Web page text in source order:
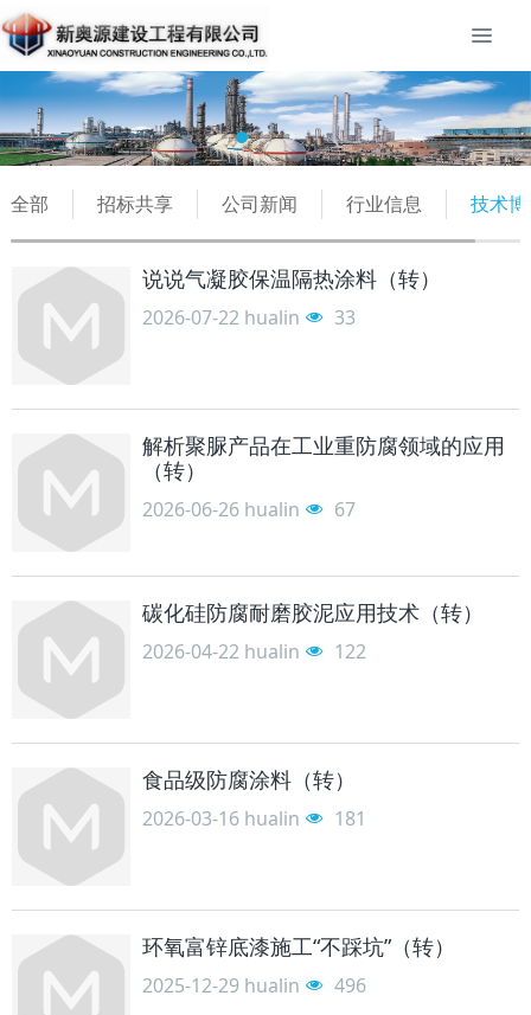
全部 招标共享 公司新闻 行业信息 技术
说说气凝胶保温隔热涂料（转）
2026-07-22 hualin 33
解析聚脲产品在工业重防腐领域的应用
（转）
2026-06-26 hualin 67
碳化硅防腐耐磨胶泥应用技术（转）
2026-04-22 hualin 122
食品级防腐涂料（转）
2026-03-16 hualin 181
环氧富锌底漆施工“不踩坑”（转）
2025-12-29 hualin 496